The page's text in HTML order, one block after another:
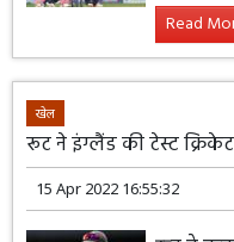
Read
खेल
रूट ने इंग्लैंड की टेस्ट
15 Apr 2022 16:55:32